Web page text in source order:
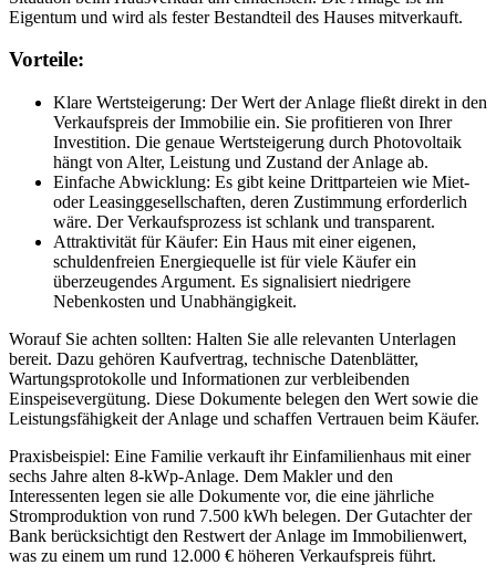
Eigentum und wird als fester Bestandteil des Hauses mitverkauft.
Vorteile:
Klare Wertsteigerung: Der Wert der Anlage fließt direkt in den
Verkaufspreis der Immobilie ein. Sie profitieren von Ihrer
Investition. Die genaue Wertsteigerung durch Photovoltaik
hängt von Alter, Leistung und Zustand der Anlage ab.
Einfache Abwicklung: Es gibt keine Drittparteien wie Miet-
oder Leasinggesellschaften, deren Zustimmung erforderlich
wäre. Der Verkaufsprozess ist schlank und transparent.
Attraktivität für Käufer: Ein Haus mit einer eigenen,
schuldenfreien Energiequelle ist für viele Käufer ein
überzeugendes Argument. Es signalisiert niedrigere
Nebenkosten und Unabhängigkeit.
Worauf Sie achten sollten: Halten Sie alle relevanten Unterlagen
bereit. Dazu gehören Kaufvertrag, technische Datenblätter,
Wartungsprotokolle und Informationen zur verbleibenden
Einspeisevergütung. Diese Dokumente belegen den Wert sowie die
Leistungsfähigkeit der Anlage und schaffen Vertrauen beim Käufer.
Praxisbeispiel: Eine Familie verkauft ihr Einfamilienhaus mit einer
sechs Jahre alten 8-kWp-Anlage. Dem Makler und den
Interessenten legen sie alle Dokumente vor, die eine jährliche
Stromproduktion von rund 7.500 kWh belegen. Der Gutachter der
Bank berücksichtigt den Restwert der Anlage im Immobilienwert,
was zu einem um rund 12.000 € höheren Verkaufspreis führt.